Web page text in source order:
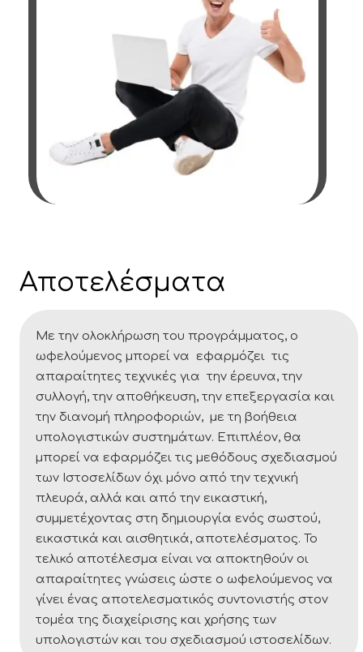
Αποτελέσματα
Με την ολοκλήρωση του προγράμματος, ο
ωφελούμενος μπορεί να εφαρμόζει τις
απαραίτητες τεχνικές για την έρευνα, την
συλλογή, την αποθήκευση, την επεξεργασία και
την διανομή πληροφοριών, µε τη βοήθεια
υπολογιστικών συστημάτων. Επιπλέον, θα
μπορεί να εφαρμόζει τις μεθόδους σχεδιασμού
των Ιστοσελίδων όχι μόνο από την τεχνική
πλευρά, αλλά και από την εικαστική,
συμμετέχοντας στη δημιουργία ενός σωστού,
εικαστικά και αισθητικά, αποτελέσματος. Το
τελικό αποτέλεσμα είναι να αποκτηθούν οι
απαραίτητες γνώσεις ώστε ο ωφελούμενος να
γίνει ένας αποτελεσματικός συντονιστής στον
τομέα της διαχείρισης και χρήσης των
υπολογιστών και του σχεδιασμού ιστοσελίδων.